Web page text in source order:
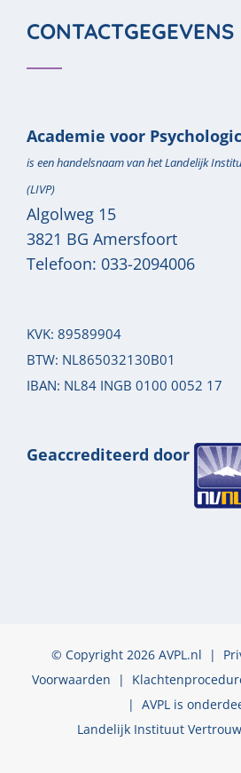
CONTACTGEGEVENS
Academie voor
is een handelsnaam van het Landelijk
(LIVP)
Algolweg 15
3821 BG Amersfoort
Telefoon: 033-2094006
KVK: 89589904
BTW: NL865032130B01
IBAN: NL84 INGB 0100 0052 17
Geaccrediteerd door
© Copyright 2026 AVPL.nl |
Voorwaarden |
| AVPL is
Landelijk Instituut